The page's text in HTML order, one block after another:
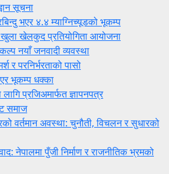
सूचना
भएर ४.४ म्याग्निच्यूडको भूकम्प
खुला खेलकुद प्रतियोगिता आयोजना
नयाँ जनवादी व्यवस्था
र परनिर्भरताको पासो
भूकम्प धक्का
प्रजिअमार्फत ज्ञापनपत्र
समाज
वर्तमान अवस्था: चुनौती, विचलन र सुधारको
नेपालमा पुँजी निर्माण र राजनीतिक भ्रमको